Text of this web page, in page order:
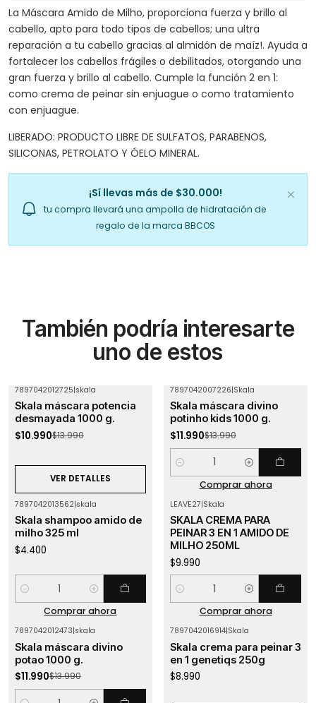
La Máscara Amido de Milho, proporciona fuerza y brillo al
cabello, apto para todo tipos de cabellos; una ultra
reparación a tu cabello gracias al almidón de maíz!. Ayuda a
fortalecer los cabellos frágiles o debilitados, otorgando una
gran fuerza y brillo al cabello. Cumple la función 2 en 1:
como crema de peinar sin enjuague o como tratamiento
con enjuague.
LIBERADO: PRODUCTO LIBRE DE SULFATOS, PARABENOS,
SILICONAS, PETROLATO Y ÓELO MINERAL.
¡Sí llevas más de $30.000!
tu compra llevará una ampolla de hidratación de
regalo de la marca BBCOS
También podría interesarte
uno de estos
Agotado
7897042012725|skala
Skala máscara potencia
desmayada 1000 g.
$10.990$13.990
VER DETALLES
7897042007226|Skala
Skala máscara divino
potinho kids 1000 g.
$11.990$13.990
Cantidad
Comprar ahora
7897042013562|skala
Skala shampoo amido de
milho 325 ml
$4.400
Cantidad
Comprar ahora
LEAVE27|Skala
SKALA CREMA PARA
PEINAR 3 EN 1 AMIDO DE
MILHO 250ML
$9.990
Cantidad
Comprar ahora
7897042012473|skala
Skala máscara divino
potao 1000 g.
$11.990$13.990
7897042016914|Skala
Skala crema para peinar 3
en 1 genetiqs 250g
$8.990